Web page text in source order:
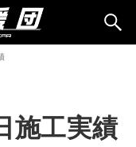
施工実績